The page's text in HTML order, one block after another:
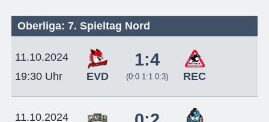
Oberliga: 7. Spieltag Nord
11.10.2024
19:30 Uhr
EVD
1:4
(0:0 1:1 0:3) REC
11.10.2024